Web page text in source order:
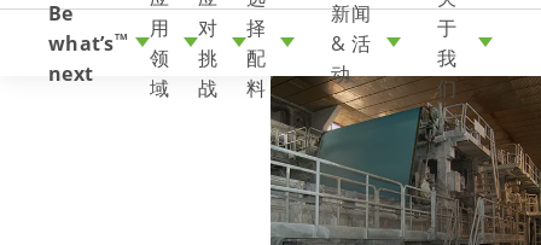
Be
what’s
next
TM
用
领
域
对
挑
战
择
配
料
新闻
& 活
动
于
我
们